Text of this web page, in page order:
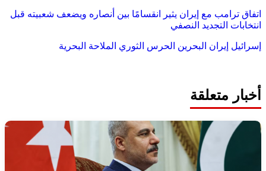
اتفاق ترامب مع إيران يثير انقسامًا بين أنصاره ويضعف شعبيته قبل
انتخابات التجديد النصفي
إسرائيل إيران البحرين الحرس الثوري الملاحة البحرية
أخبار متعلقة